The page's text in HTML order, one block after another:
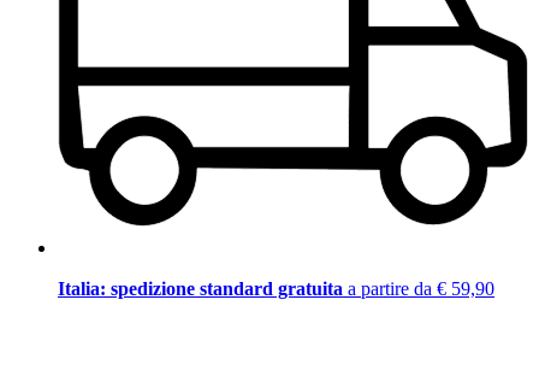
Italia: spedizione standard gratuita a partire da € 59,90